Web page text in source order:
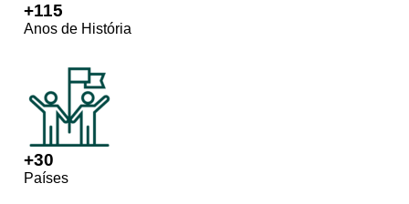
+115
Anos de História
+30
Países